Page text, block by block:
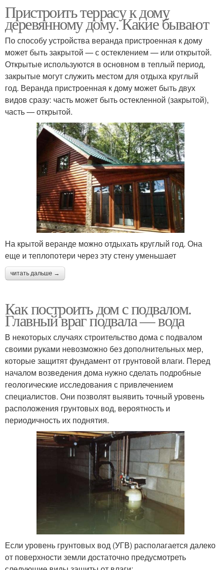
Пристроить террасу к дому
деревянному дому. Какие бывают
По способу устройства веранда пристроенная к дому
может быть закрытой — с остеклением — или открытой.
Открытые используются в основном в теплый период,
закрытые могут служить местом для отдыха круглый
год. Веранда пристроенная к дому может быть двух
видов сразу: часть может быть остекленной (закрытой),
часть — открытой.
На крытой веранде можно отдыхать круглый год. Она
еще и теплопотери через эту стену уменьшает
читать дальше →
Как построить дом с подвалом.
Главный враг подвала — вода
В некоторых случаях строительство дома с подвалом
своими руками невозможно без дополнительных мер,
которые защитят фундамент от грунтовой влаги. Перед
началом возведения дома нужно сделать подробные
геологические исследования с привлечением
специалистов. Они позволят выявить точный уровень
расположения грунтовых вод, вероятность и
периодичность их поднятия.
Если уровень грунтовых вод (УГВ) располагается далеко
от поверхности земли достаточно предусмотреть